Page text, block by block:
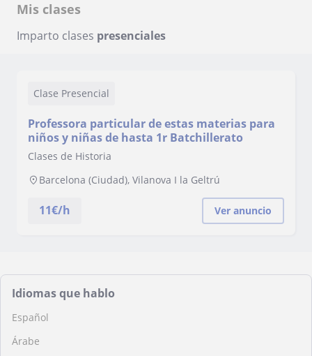
Mis clases
Imparto clases presenciales
Clase Presencial
Professora particular de estas materias para
niños y niñas de hasta 1r Batchillerato
Clases de Historia
Barcelona (Ciudad), Vilanova I la Geltrú
11€/h Ver anuncio
Idiomas que hablo
Español
Árabe